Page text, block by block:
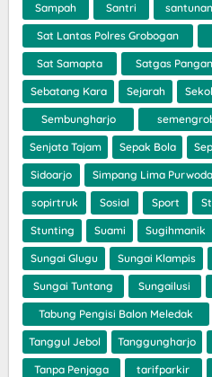
Sampah Santri
Sat Lantas Polres Grobogan
Sat Samapta Satgas Pangan
Sebatang Kara Sejarah
Sembungharjo
Senjata Tajam Sepak Bola
Sidoarjo Simpang Lima
sopirtruk Sosial Sport
Stunting Suami Sugihmanik
Sungai Glugu Sungai Klampis
Sungai Tuntang Sungailusi
Tabung Pengisi Balon Meledak
Tanggul Jebol Tanggungharjo
Tanpa Penjaga tarifparkir